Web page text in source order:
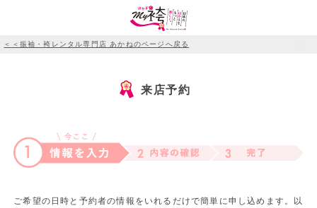
＜＜振袖・袴レンタル専門店 あかねのページへ戻る
来店予約
ご希望の日時と予約者の情報をいれるだけで簡単に申し込めます。以